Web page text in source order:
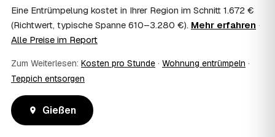
Wohnungsauflösung im Rahmen von Sozialhilfe oder
einem vom Amt veranlassten Umzug. Wichtig: Den Antrag
stellen Sie vor Auftragserteilung beim zuständigen Amt
und holen die Kostenübernahme schriftlich ein. AWL
über die Kostenübernahme.
08 Bekomme ich einen Entsorgungsnachweis?
Ja. Die Partner entsorgen über zugelassene Höfe und
stellen auf Wunsch einen Entsorgungsnachweis aus —
wichtig zum Beispiel für Vermieter, Nachlassverwaltung
Eine Entrümpelung kostet in Ihrer Region im Schnitt 1.672 €
(Richtwert, typische Spanne 610–3.280 €). Mehr erfahren ·
Alle Preise im Report
Zum Weiterlesen: Kosten pro Stunde · Wohnung entrümpeln ·
Teppich entsorgen
Gießen